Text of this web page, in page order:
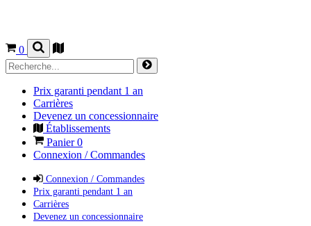
0
Prix garanti pendant 1 an
Carrières
Devenez un concessionnaire
Établissements
Panier0
Connexion / Commandes
Connexion / Commandes
Prix garanti pendant 1 an
Carrières
Devenez un concessionnaire